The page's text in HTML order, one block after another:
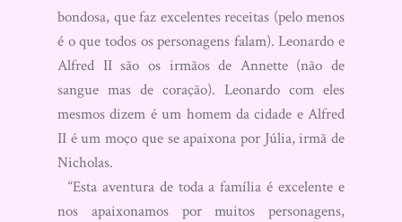
bondosa, que faz excelentes receitas (pelo menos
é o que todos os personagens falam). Leonardo e
Alfred II são os irmãos de Annette (não de
sangue mas de coração). Leonardo com eles
mesmos dizem é um homem da cidade e Alfred
II é um moço que se apaixona por Júlia, irmã de
Nicholas.
“Esta aventura de toda a família é excelente e
nos apaixonamos por muitos personagens,